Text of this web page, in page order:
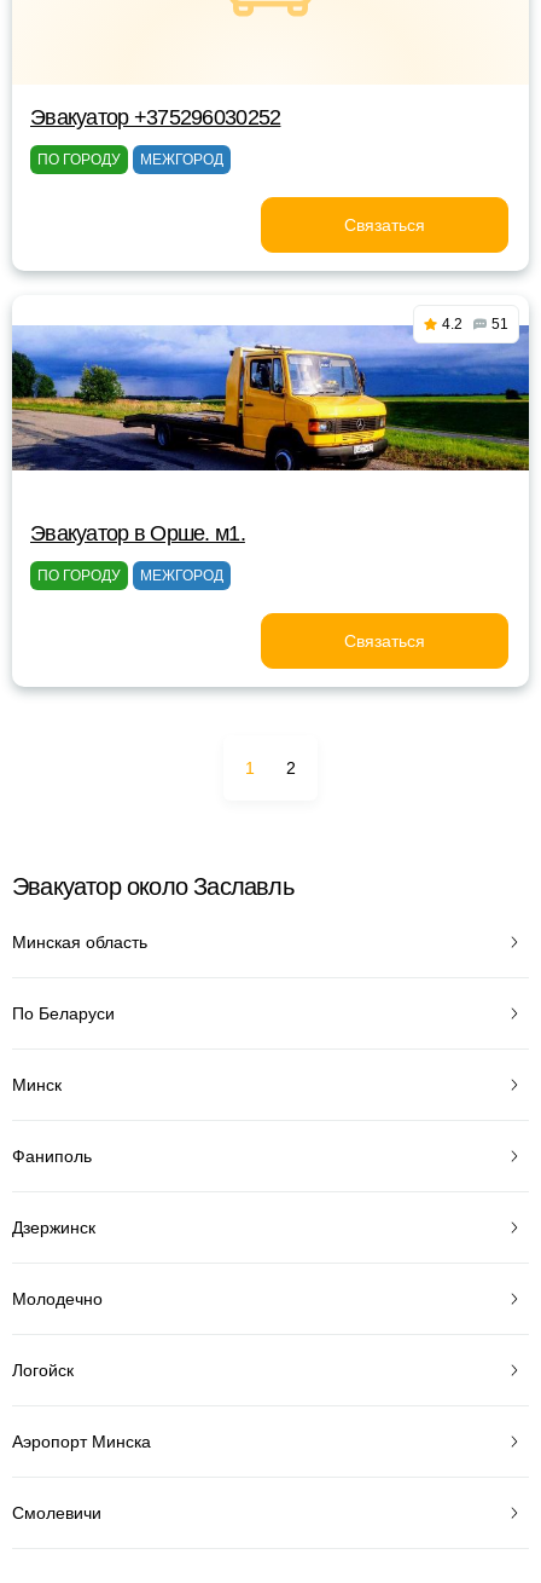
Эвакуатор +375296030252
ПО ГОРОДУ МЕЖГОРОД
Связаться
4.2 51
Эвакуатор в Орше. м1.
ПО ГОРОДУ МЕЖГОРОД
Связаться
1 2
Эвакуатор около Заславль
Минская область
По Беларуси
Минск
Фаниполь
Дзержинск
Молодечно
Логойск
Аэропорт Минска
Смолевичи